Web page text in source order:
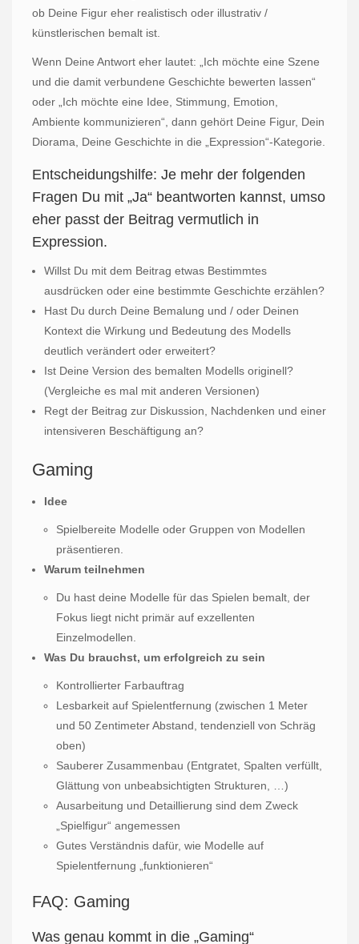
ob Deine Figur eher realistisch oder illustrativ /
künstlerischen bemalt ist.
Wenn Deine Antwort eher lautet: „Ich möchte eine Szene
und die damit verbundene Geschichte bewerten lassen“
oder „Ich möchte eine Idee, Stimmung, Emotion,
Ambiente kommunizieren“, dann gehört Deine Figur, Dein
Diorama, Deine Geschichte in die „Expression“-Kategorie.
Entscheidungshilfe: Je mehr der folgenden
Fragen Du mit „Ja“ beantworten kannst, umso
eher passt der Beitrag vermutlich in
Expression.
Willst Du mit dem Beitrag etwas Bestimmtes
ausdrücken oder eine bestimmte Geschichte erzählen?
Hast Du durch Deine Bemalung und / oder Deinen
Kontext die Wirkung und Bedeutung des Modells
deutlich verändert oder erweitert?
Ist Deine Version des bemalten Modells originell?
(Vergleiche es mal mit anderen Versionen)
Regt der Beitrag zur Diskussion, Nachdenken und einer
intensiveren Beschäftigung an?
Gaming
Idee
Spielbereite Modelle oder Gruppen von Modellen
präsentieren.
Warum teilnehmen
Du hast deine Modelle für das Spielen bemalt, der
Fokus liegt nicht primär auf exzellenten
Einzelmodellen.
Was Du brauchst, um erfolgreich zu sein
Kontrollierter Farbauftrag
Lesbarkeit auf Spielentfernung (zwischen 1 Meter
und 50 Zentimeter Abstand, tendenziell von Schräg
oben)
Sauberer Zusammenbau (Entgratet, Spalten verfüllt,
Glättung von unbeabsichtigten Strukturen, …)
Ausarbeitung und Detaillierung sind dem Zweck
„Spielfigur“ angemessen
Gutes Verständnis dafür, wie Modelle auf
Spielentfernung „funktionieren“
FAQ: Gaming
Was genau kommt in die „Gaming“